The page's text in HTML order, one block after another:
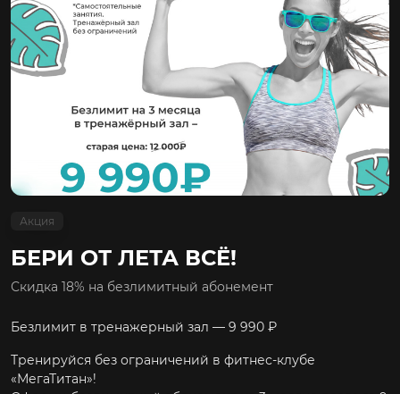
Акция
БЕРИ ОТ ЛЕТА ВСЁ!
Скидка 18% на безлимитный абонемент
Безлимит в тренажерный зал — 9 990 ₽
Тренируйся без ограничений в фитнес-клубе
«МегаТитан»!